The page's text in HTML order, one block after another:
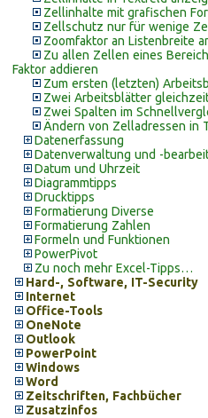
Zellinhalte mit grafischen
Zellschutz nur für wenige
Zoomfaktor an Listenbreite
Zu allen Zellen eines
Faktor addieren
Zum ersten (letzten)
Zwei Arbeitsblätter
Zwei Spalten im
Ändern von Zelladressen in
Datenerfassung
Datenverwaltung und -
Datum und Uhrzeit
Diagrammtipps
Drucktipps
Formatierung Diverse
Formatierung Zahlen
Formeln und Funktionen
PowerPivot
Zu noch mehr Excel-Tipps…
Hard-, Software, IT-Security
Internet
Office-Tools
OneNote
Outlook
PowerPoint
Windows
Word
Zeitschriften, Fachbücher
Zusatzinfos